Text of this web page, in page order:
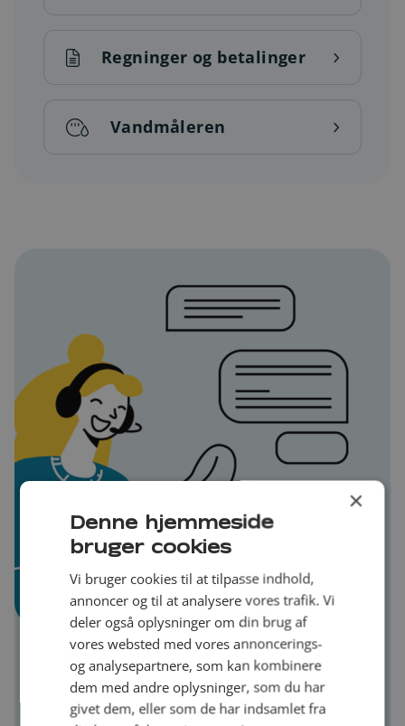
Regninger og betalinger
Vandmåleren
Kundeservice
Fandt du ikke svar på dit
×
Denne hjemmeside
bruger cookies
Vi bruger cookies til at tilpasse indhold,
annoncer og til at analysere vores trafik. Vi
deler også oplysninger om din brug af
vores websted med vores annoncerings-
og analysepartnere, som kan kombinere
dem med andre oplysninger, som du har
givet dem, eller som de har indsamlet fra